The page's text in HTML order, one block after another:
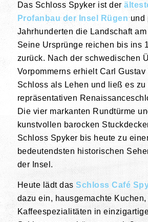
Das Schloss Spyker ist der
Profanbau der Insel Rügenund
Jahrhunderten die Landschaft
Seine Ursprünge reichen bis ins
zurück. Nach der schwedischen
Vorpommerns erhielt Carl
Schloss als Lehen und ließ es zu
repräsentativen
Die vier markanten Rundtürme
kunstvollen barocken
Schloss Spyker bis heute zu
bedeutendsten historischen
der Insel.
Heute lädt dasSchloss Café
dazu ein, hausgemachte Kuchen,
Kaffeespezialitäten in